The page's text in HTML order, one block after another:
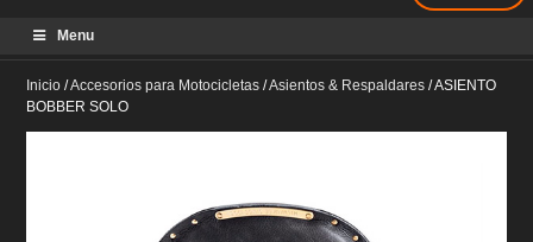
Menu
Inicio /Accesorios para Motocicletas /Asientos & Respaldares /ASIENTO
BOBBER SOLO